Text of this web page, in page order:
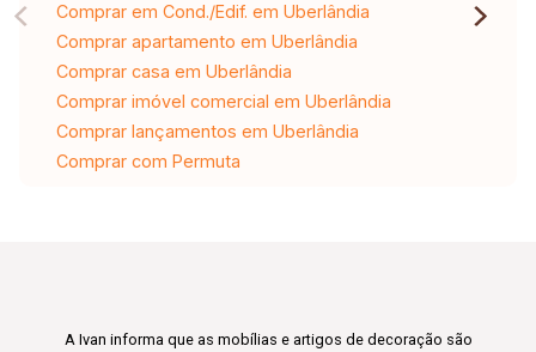
Comprar em Cond./Edif. em Uberlândia
Comprar apartamento em Uberlândia
Comprar casa em Uberlândia
Comprar imóvel comercial em Uberlândia
Comprar lançamentos em Uberlândia
Comprar com Permuta
A Ivan informa que as mobílias e artigos de decoração são